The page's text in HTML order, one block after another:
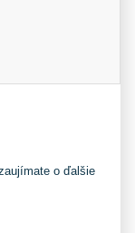
o ďalšie